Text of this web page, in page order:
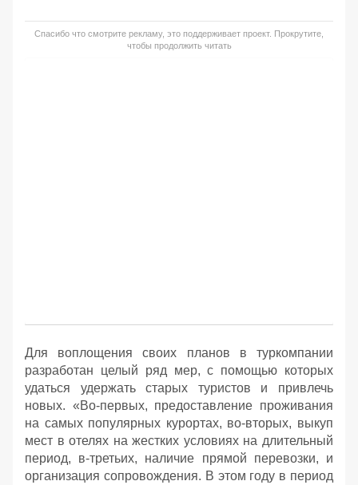
Спасибо что смотрите рекламу, это поддерживает проект. Прокрутите,
чтобы продолжить читать
Для воплощения своих планов в туркомпании
разработан целый ряд мер, с помощью которых
удаться удержать старых туристов и привлечь
новых. «Во-первых, предоставление проживания
на самых популярных курортах, во-вторых, выкуп
мест в отелях на жестких условиях на длительный
период, в-третьих, наличие прямой перевозки, и
организация сопровождения. В этом году в период